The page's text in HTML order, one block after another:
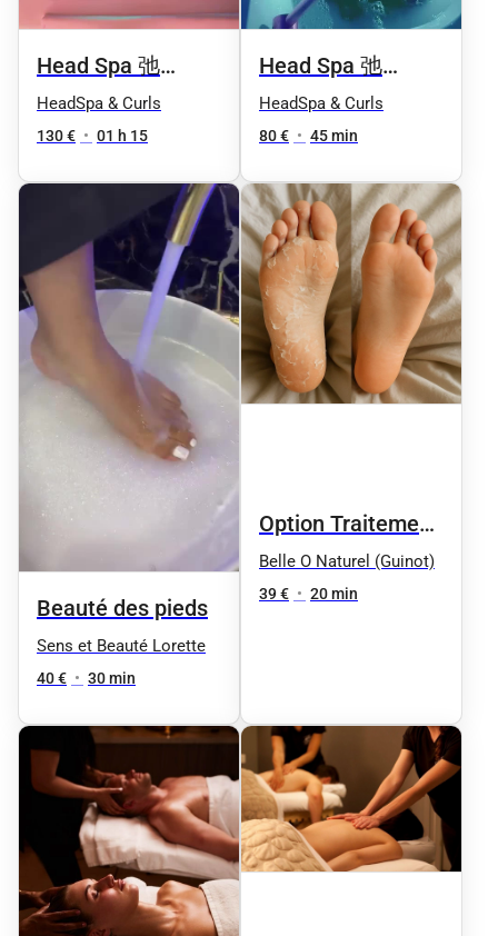
Head Spa 弛
Relaxation +
Detox capillaire
HeadSpa & Curls
130 € • 01 h 15
Head Spa 弛
Rituel Relaxation (
Offre découverte)
HeadSpa & Curls
80 € • 45 min
Beauté des pieds
Sens et Beauté Lorette
40 € • 30 min
Option Traitement
des callosités
Callus PRO by OPI
Belle O Naturel (Guinot)
39 € • 20 min